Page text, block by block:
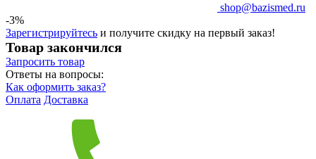
shop@bazismed.ru
-3%
Зарегистрируйтесь и получите скидку на первый заказ!
Товар закончился
Запросить товар
Ответы на вопросы:
Как оформить заказ?
Оплата Доставка